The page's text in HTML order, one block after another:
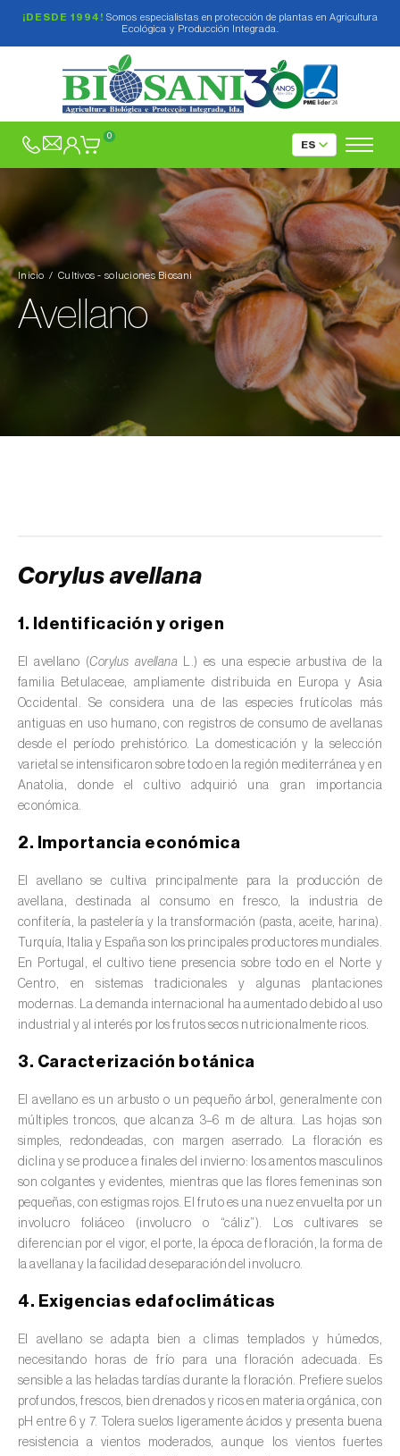
¡DESDE 1994! Somos especialistas en protección de plantas en Agricultura
Ecológica y Producción Integrada.
0
Inicio Cultivos - soluciones Biosani
Avellano
Abedul (Betula spp.)
Abeto (Abies spp.)
Acelga (Beta vulgaris var. cicla
Achicoria ( Cichorium spp.)
Aguacate ( Persea americana)
Ajo (Allium sativum)
Albahaca ( Ocimum basilicum)
Prunus armeniaca)
Cynara cardunculus subsp.
Alcaravea (Carum carvi)
Gossypium spp.
Aliso (Alnus glutinosa)
Almendro ( Prunus dulcis )
Altramuz ( Lupinus spp. )
Ambientes acuáticos (Pântanos, lagoas,
valas, canais, açudes, barragens e estações
de tratamento de águas residuais
Anacardo (Anacardium occidentale )
Apio ( Apium graveolens)
Arándano ( Vaccinium spp. )
Áreas no cultivadas ( )
Aromáticas, condimentarias y medicinales
Coriandrum, Petroselinum, Mentha, Ocimum,
Melissa, Pimpinella, Rosmarinus e outras)
Arroz (Oryza spp.)
Avellano ( Corylus avellana L.)
Avena (Avena sativa)
Batata dulce ( Ipomoea batatas
Begonia (Hillebrandia sandwicensis e
Berenjena (Solanum melongena)
Berenjena africana (Solanum aethiopicum)
Berro ( Nasturtium officinale
Corylus avellana
1. Identificación y origen
El avellano (Corylus avellana L.) es una especie arbustiva de la
familia Betulaceae, ampliamente distribuida en Europa y Asia
Occidental. Se considera una de las especies frutícolas más
antiguas en uso humano, con registros de consumo de avellanas
desde el período prehistórico. La domesticación y la selección
varietal se intensificaron sobre todo en la región mediterránea y en
Anatolia, donde el cultivo adquirió una gran importancia
económica.
2. Importancia económica
El avellano se cultiva principalmente para la producción de
avellana, destinada al consumo en fresco, la industria de
confitería, la pastelería y la transformación (pasta, aceite, harina).
Turquía, Italia y España son los principales productores mundiales.
En Portugal, el cultivo tiene presencia sobre todo en el Norte y
Centro, en sistemas tradicionales y algunas plantaciones
modernas. La demanda internacional ha aumentado debido al uso
industrial y al interés por los frutos secos nutricionalmente ricos.
3. Caracterización botánica
El avellano es un arbusto o un pequeño árbol, generalmente con
múltiples troncos, que alcanza 3–6 m de altura. Las hojas son
simples, redondeadas, con margen aserrado. La floración es
diclina y se produce a finales del invierno: los amentos masculinos
son colgantes y evidentes, mientras que las flores femeninas son
pequeñas, con estigmas rojos. El fruto es una nuez envuelta por un
involucro foliáceo (involucro o “cáliz”). Los cultivares se
diferencian por el vigor, el porte, la época de floración, la forma de
la avellana y la facilidad de separación del involucro.
4. Exigencias edafoclimáticas
El avellano se adapta bien a climas templados y húmedos,
necesitando horas de frío para una floración adecuada. Es
sensible a las heladas tardías durante la floración. Prefiere suelos
profundos, frescos, bien drenados y ricos en materia orgánica, con
pH entre 6 y 7. Tolera suelos ligeramente ácidos y presenta buena
resistencia a vientos moderados, aunque los vientos fuertes